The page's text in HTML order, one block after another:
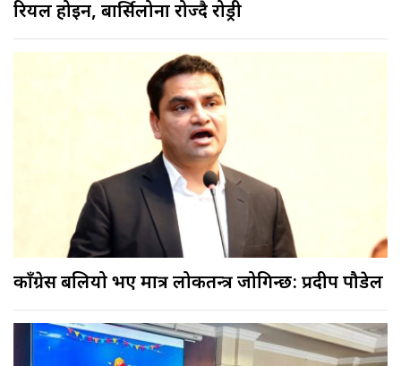
रियल होइन, बार्सिलोना रोज्दै रोड्री
काँग्रेस बलियो भए मात्र लोकतन्त्र जोगिन्छ: प्रदीप पौडेल